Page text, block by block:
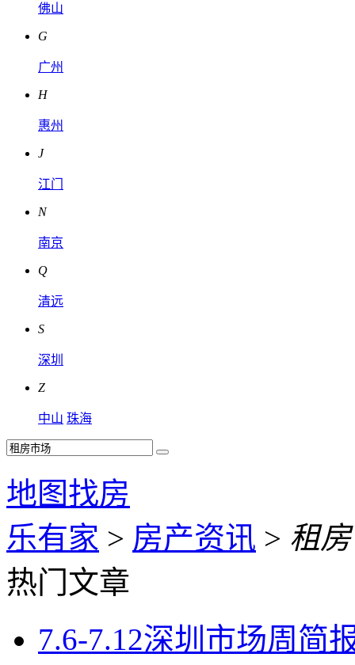
佛山
G
广州
H
惠州
J
江门
N
南京
Q
清远
S
深圳
Z
中山 珠海
地图找房
乐有家 > 房产资讯 > 租
热门文章
7.6-7.12深圳市场周简